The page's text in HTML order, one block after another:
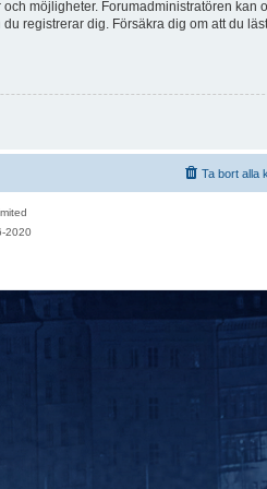
möjligheter. Forumadministratören kan
registrerar dig. Försäkra dig om att du
Ta bort alla
2020